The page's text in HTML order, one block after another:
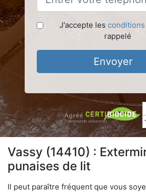
J'accepte les conditions
rappelé
Envoyer
Vassy (14410) :
punaises de lit
Il peut paraître fréquent que vous